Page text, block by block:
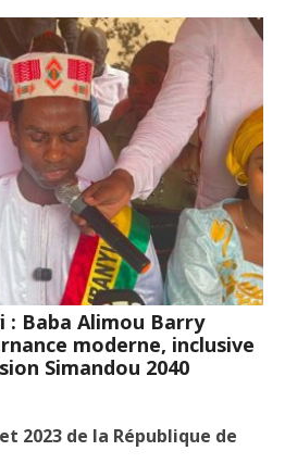
: Baba Alimou Barry
moderne, inclusive
Simandou 2040
2023 de la République de